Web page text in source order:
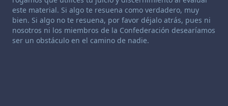
este material. Si algo te resuena como verdadero, muy
bien. Si algo no te resuena, por favor déjalo atrás, pues ni
nosotros ni los miembros de la Confederación desearíamos
ser un obstáculo en el camino de nadie.